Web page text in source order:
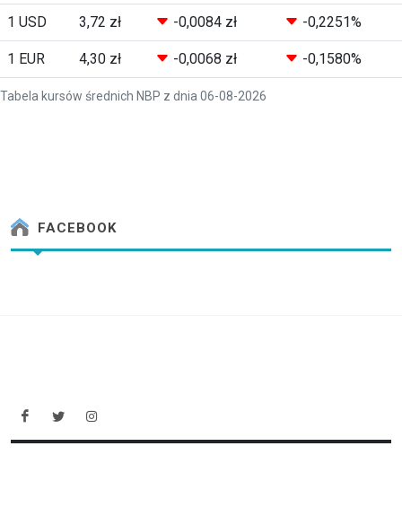
Tabela kursów średnich NBP z dnia 06-08-2026
1 USD 3,72 zł -0,0084 zł -0,2251%
1 EUR 4,30 zł -0,0068 zł -0,1580%
FACEBOOK